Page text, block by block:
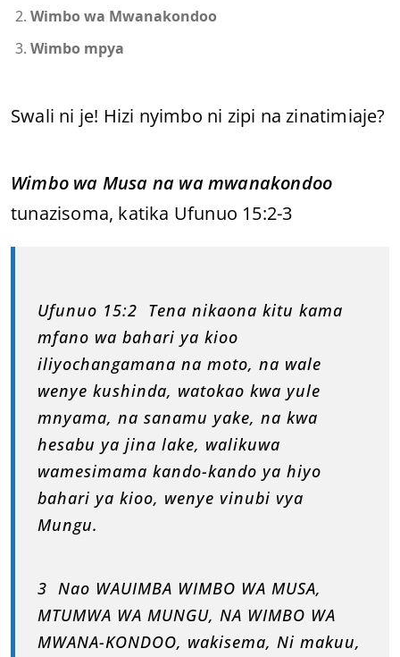
Wimbo wa Mwanakondoo
Wimbo mpya
Swali ni je! Hizi nyimbo ni zipi na zinatimiaje?
Wimbo wa Musa na wa mwanakondoo
tunazisoma, katika Ufunuo 15:2-3
Ufunuo 15:2 Tena nikaona kitu kama
mfano wa bahari ya kioo
iliyochangamana na moto, na wale
wenye kushinda, watokao kwa yule
mnyama, na sanamu yake, na kwa
hesabu ya jina lake, walikuwa
wamesimama kando-kando ya hiyo
bahari ya kioo, wenye vinubi vya
Mungu.
3 Nao WAUIMBA WIMBO WA MUSA,
MTUMWA WA MUNGU, NA WIMBO WA
MWANA-KONDOO, wakisema, Ni makuu,